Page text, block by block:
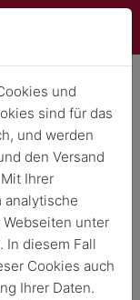
für ehemalige
Marianum die
und
sind für das
und werden
den Versand
Ihrer
analytische
unter
In diesem Fall
Cookies auch
Ihrer Daten.